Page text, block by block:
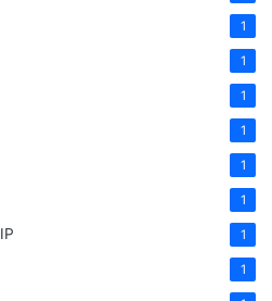
1
1
1
1
1
1
1
1